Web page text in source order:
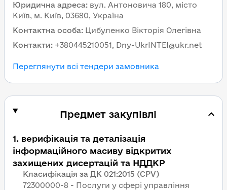
Юридична адреса: вул. Антоновича 180, місто
Київ, м. Київ, 03680, Україна
Контактна особа: Цибуленко Вікторія Олегівна
Контакти: +380445210051, Dny-UkrINTEI@ukr.net
Переглянути всі тендери замовника
Предмет закупівлі
1. верифікація та деталізація
інформаційного масиву відкритих
захищених дисертацій та НДДКР
Класифікація за ДК 021:2015 (CPV)
72300000-8 - Послуги у сфері управління